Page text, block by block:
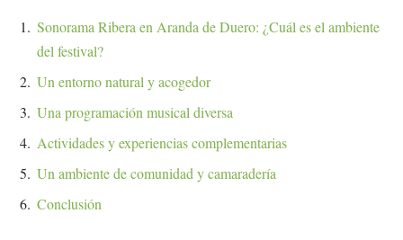
Sonorama Ribera en Aranda de Duero: ¿Cuál es el ambiente
del festival?
Un entorno natural y acogedor
Una programación musical diversa
Actividades y experiencias complementarias
Un ambiente de comunidad y camaradería
Conclusión